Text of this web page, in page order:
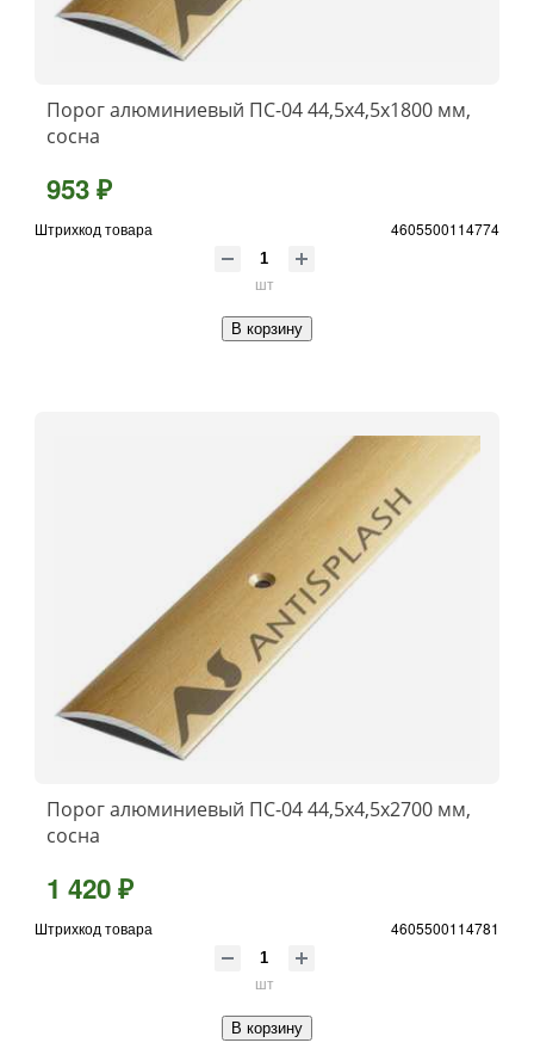
Порог алюминиевый ПС-04 44,5x4,5x1800 мм,
сосна
953 ₽
Штрихкод товара 4605500114774
шт
В корзину
Порог алюминиевый ПС-04 44,5x4,5x2700 мм,
сосна
1 420 ₽
Штрихкод товара 4605500114781
шт
В корзину